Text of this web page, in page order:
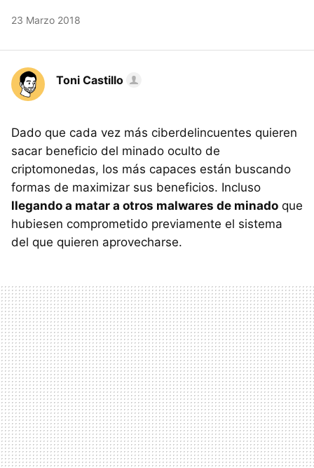
23 Marzo 2018
Toni Castillo
Dado que cada vez más ciberdelincuentes quieren
sacar beneficio del minado oculto de
criptomonedas, los más capaces están buscando
formas de maximizar sus beneficios. Incluso
llegando a matar a otros malwares de minado que
hubiesen comprometido previamente el sistema
del que quieren aprovecharse.